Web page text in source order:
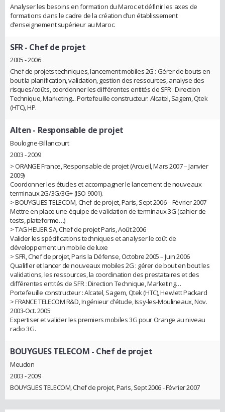
Analyser les besoins en formation du Maroc et définir les axes de
formations dans le cadre de la création d’un établissement
d’enseignement supérieur au Maroc.
SFR- Chef de projet
2005 - 2006
Chef de projets techniques, lancement mobiles 2G : Gérer de bouts en
bout la planification, validation, gestion des ressources, analyse des
risques/coûts, coordonner les différentes entités de SFR : Direction
Technique, Marketing... Portefeuille constructeur: Alcatel, Sagem, Qtek
(HTC), HP.
Alten - Responsable de projet
Boulogne-Billancourt
2003 - 2009
> ORANGE France, Responsable de projet (Arcueil, Mars 2007 – Janvier
2009)
Coordonner les études et accompagner le lancement de nouveaux
terminaux 2G/3G/3G+ (ISO 9001).
> BOUYGUES TELECOM, Chef de projet, Paris, Sept 2006 – Février 2007
Mettre en place une équipe de validation de terminaux 3G (cahier de
tests, plateforme…)
> TAG HEUER SA, Chef de projet Paris, Août 2006
Valider les spécifications techniques et analyser le coût de
développement un mobile de luxe
> SFR, Chef de projet, Paris la Défense, Octobre 2005 – Juin 2006
Qualifier et lancer de nouveaux mobiles 2G : gérer de bout en bout les
validations, les ressources, la coordination des prestataires et des
différentes entités de SFR : Direction Technique, Marketing…
Portefeuille constructeur : Alcatel, Sagem, Qtek (HTC), Hewlett Packard
> FRANCE TELECOM R&D, Ingénieur d'étude, Issy-les-Moulineaux, Nov.
2003-Oct. 2005
Expertiser et valider les premiers mobiles 3G pour Orange au niveau
radio 3G.
BOUYGUES TELECOM - Chef de projet
Meudon
2003 - 2009
BOUYGUES TELECOM, Chef de projet, Paris, Sept 2006 - Février 2007